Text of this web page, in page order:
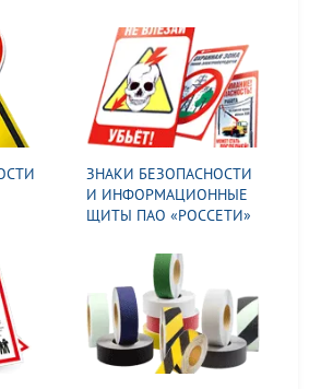
ЗНАКИ БЕЗОПАСНОСТИ
И ИНФОРМАЦИОННЫЕ
ЩИТЫ ПАО «РОССЕТИ»